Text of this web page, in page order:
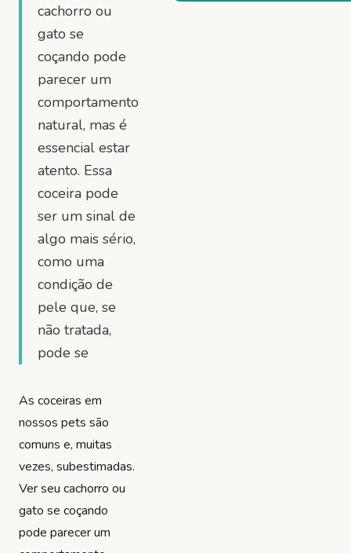
cachorro ou
gato se
coçando pode
parecer um
comportamento
natural, mas é
essencial estar
atento. Essa
coceira pode
ser um sinal de
algo mais sério,
como uma
condição de
pele que, se
não tratada,
pode se
As coceiras em
nossos pets são
comuns e, muitas
vezes, subestimadas.
Ver seu cachorro ou
gato se coçando
pode parecer um